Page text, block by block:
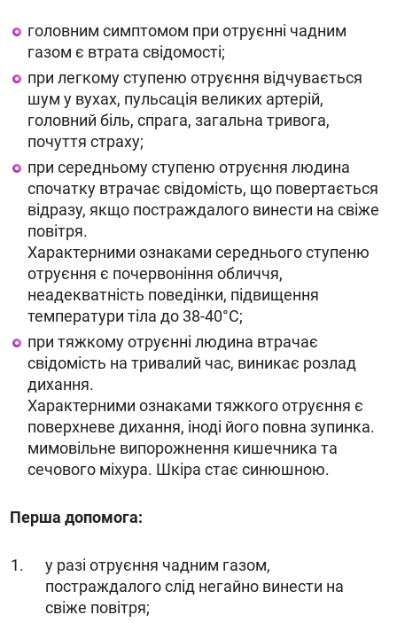
головним симптомом при отруєнні чадним
газом є втрата свідомості;
при легкому ступеню отруєння відчувається
шум у вухах, пульсація великих артерій,
головний біль, спрага, загальна тривога,
почуття страху;
при середньому ступеню отруєння людина
спочатку втрачає свідомість, що повертається
відразу, якщо постраждалого винести на свіже
повітря.
Характерними ознаками середнього ступеню
отруєння є почервоніння обличчя,
неадекватність поведінки, підвищення
температури тіла до 38-40°С;
при тяжкому отруєнні людина втрачає
свідомість на тривалий час, виникає розлад
дихання.
Характерними ознаками тяжкого отруєння є
поверхневе дихання, іноді його повна зупинка.
мимовільне випорожнення кишечника та
сечового міхура. Шкіра стає синюшною.
Перша допомога:
у разі отруєння чадним газом,
постраждалого слід негайно винести на
свіже повітря;